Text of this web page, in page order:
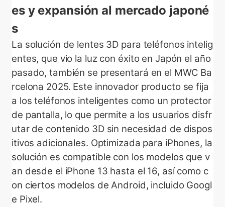
es y expansión al mercado japoné
s
La solución de lentes 3D para teléfonos intelig
entes, que vio la luz con éxito en Japón el año
pasado, también se presentará en el MWC Ba
rcelona 2025. Este innovador producto se fija
a los teléfonos inteligentes como un protector
de pantalla, lo que permite a los usuarios disfr
utar de contenido 3D sin necesidad de dispos
itivos adicionales. Optimizada para iPhones, la
solución es compatible con los modelos que v
an desde el iPhone 13 hasta el 16, así como c
on ciertos modelos de Android, incluido Googl
e Pixel.